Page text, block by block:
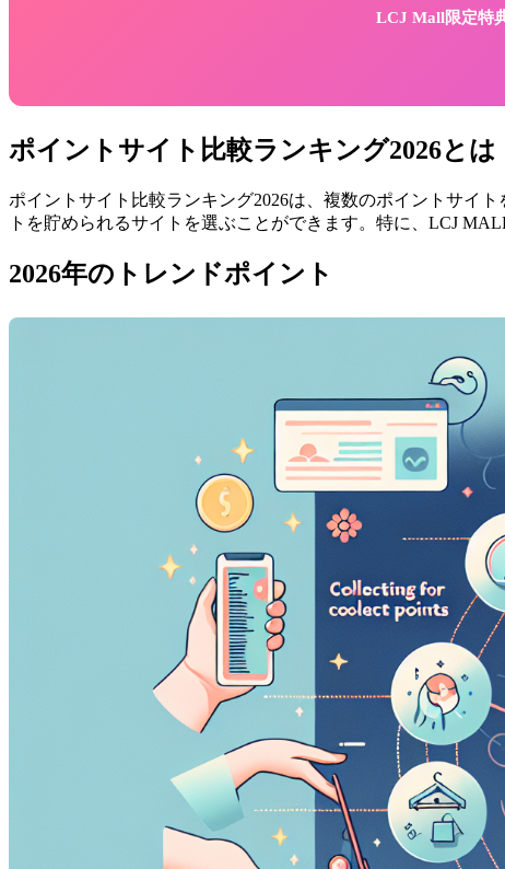
LCJ Mall限定特
ポイントサイト比較ランキング2026とは
ポイントサイト比較ランキング2026は、複数のポイントサイ
トを貯められるサイトを選ぶことができます。特に、LCJ
2026年のトレンドポイント